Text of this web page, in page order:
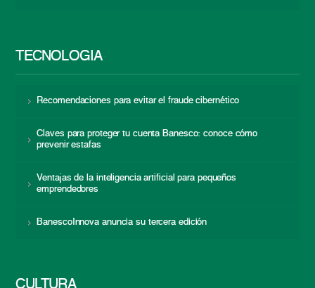
TECNOLOGÍA
Recomendaciones para evitar el fraude cibernético
Claves para proteger tu cuenta Banesco: conoce cómo
prevenir estafas
Ventajas de la inteligencia artificial para pequeños
emprendedores
BanescoInnova anuncia su tercera edición